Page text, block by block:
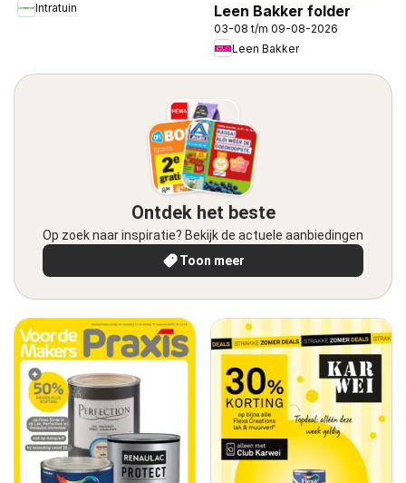
Intratuin
Leen Bakker folder
03-08 t/m 09-08-2026
Leen Bakker
Ontdek het beste
Op zoek naar inspiratie? Bekijk de actuele aanbiedingen
Toon meer